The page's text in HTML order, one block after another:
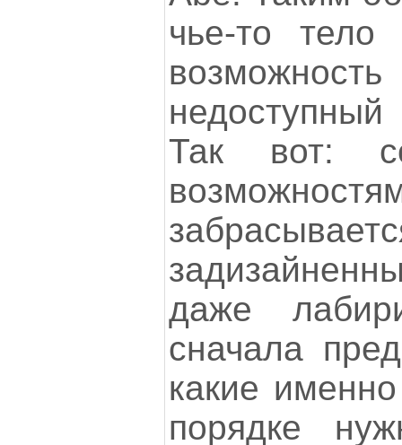
чье-то
Так вот:
даже
сначала
какие
порядке